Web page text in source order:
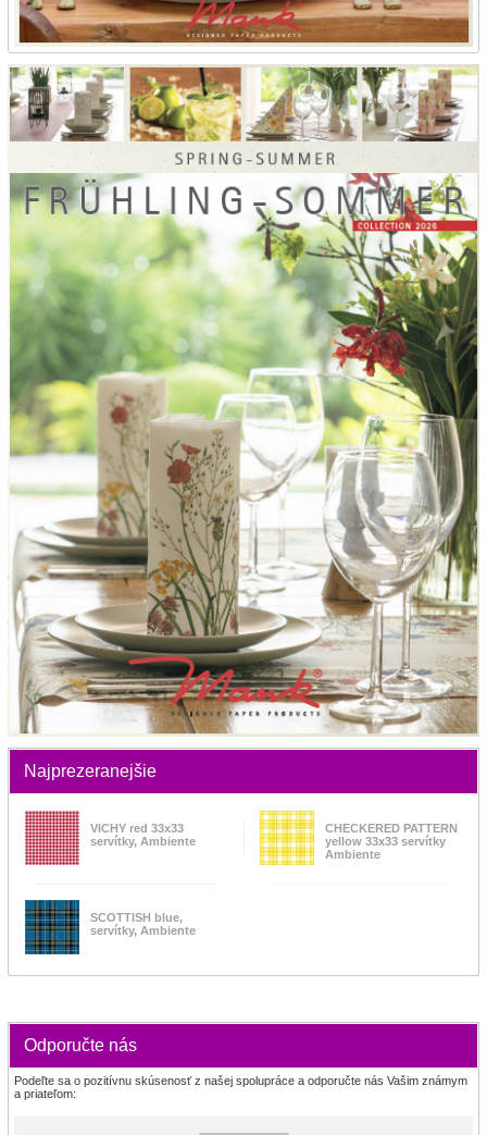
Najprezeranejšie
VICHY red 33x33
servítky, Ambiente
CHECKERED PATTERN
yellow 33x33 servítky
Ambiente
SCOTTISH blue,
servítky, Ambiente
Odporučte nás
Podeľte sa o pozitívnu skúsenosť z našej spolupráce a odporučte nás Vašim známym
a priateľom: